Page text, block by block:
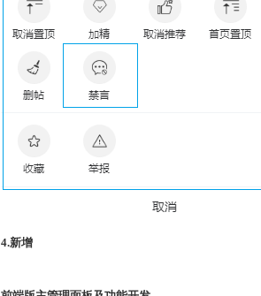
4.新增